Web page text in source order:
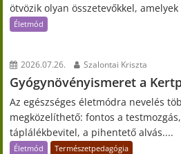
ötvözik olyan összetevőkkel,
Életmód
2026.07.26. Szalontai Kriszta
Gyógynövényismeret a
Az egészséges életmódra nevelés
megközelíthető: fontos a
táplálékbevitel, a pihentető alvás....
Életmód Természetpedagógia